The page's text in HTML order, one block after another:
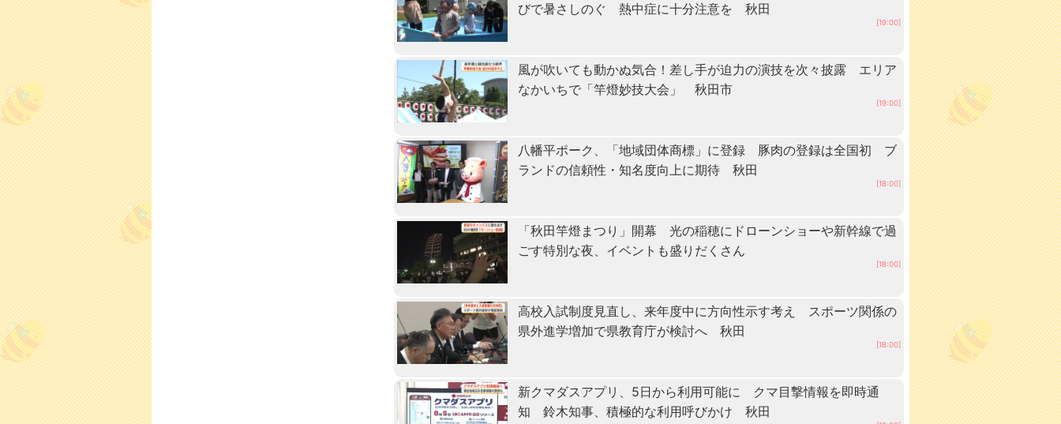
びで暑さしのぐ 熱中症に十分注意を 秋田
[19:00]
風が吹いても動かぬ気合！差し手が迫力の演技を次々披露 エリア
なかいちで「竿燈妙技大会」 秋田市
[19:00]
八幡平ポーク、「地域団体商標」に登録 豚肉の登録は全国初 ブ
ランドの信頼性・知名度向上に期待 秋田
[18:00]
「秋田竿燈まつり」開幕 光の稲穂にドローンショーや新幹線で過
ごす特別な夜、イベントも盛りだくさん
[18:00]
高校入試制度見直し、来年度中に方向性示す考え スポーツ関係の
県外進学増加で県教育庁が検討へ 秋田
[18:00]
新クマダスアプリ、5日から利用可能に クマ目撃情報を即時通
知 鈴木知事、積極的な利用呼びかけ 秋田